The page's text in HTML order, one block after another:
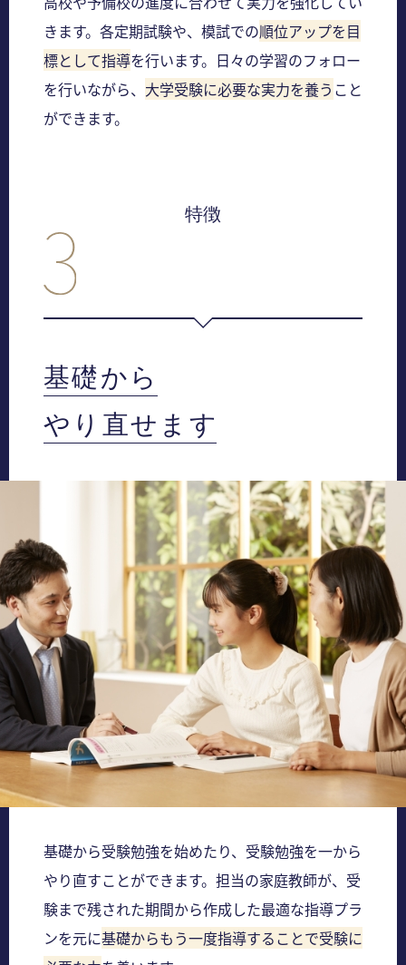
きます。各定期試験や、模試での順位アップを目
標として指導を行います。日々の学習のフォロー
を行いながら、 大学受験に必要な実力を養う こと
ができます。
特徴
基礎から
やり直せます
基礎から受験勉強を始めたり、受験勉強を一から
やり直すことができます。担当の家庭教師が、受
験まで残された期間から作成した最適な指導プラ
ンを元に基礎からもう一度指導することで受験に